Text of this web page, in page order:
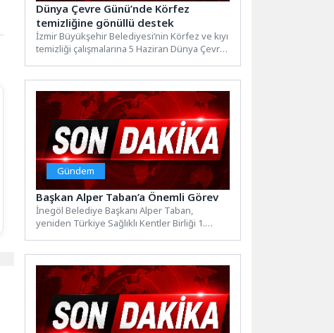
Dünya Çevre Günü’nde Körfez
temizliğine gönüllü destek
İzmir Büyükşehir Belediyesi’nin Körfez ve kıyı
temizliği çalışmalarına 5 Haziran Dünya Çevre
Gündem
Başkan Alper Taban’a Önemli Görev
İnegöl Belediye Başkanı Alper Taban,
yeniden Türkiye Sağlıklı Kentler Birliği 1.